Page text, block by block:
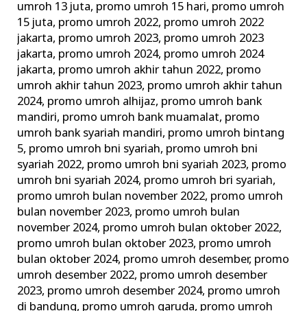
umroh 13 juta, promo umroh 15 hari, promo umroh
15 juta, promo umroh 2022, promo umroh 2022
jakarta, promo umroh 2023, promo umroh 2023
jakarta, promo umroh 2024, promo umroh 2024
jakarta, promo umroh akhir tahun 2022, promo
umroh akhir tahun 2023, promo umroh akhir tahun
2024, promo umroh alhijaz, promo umroh bank
mandiri, promo umroh bank muamalat, promo
umroh bank syariah mandiri, promo umroh bintang
5, promo umroh bni syariah, promo umroh bni
syariah 2022, promo umroh bni syariah 2023, promo
umroh bni syariah 2024, promo umroh bri syariah,
promo umroh bulan november 2022, promo umroh
bulan november 2023, promo umroh bulan
november 2024, promo umroh bulan oktober 2022,
promo umroh bulan oktober 2023, promo umroh
bulan oktober 2024, promo umroh desember, promo
umroh desember 2022, promo umroh desember
2023, promo umroh desember 2024, promo umroh
di bandung, promo umroh garuda, promo umroh